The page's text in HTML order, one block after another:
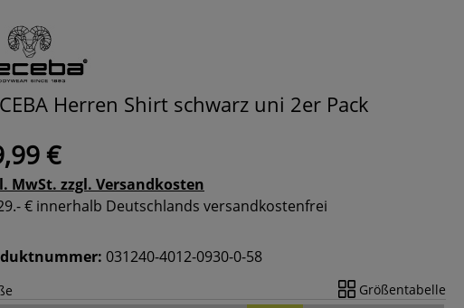
Herren Shirt schwarz uni 2er Pack
€
MwSt. zzgl. Versandkosten
€ innerhalb Deutschlands versandkostenfrei
031240-4012-0930-0-58
Größentabelle